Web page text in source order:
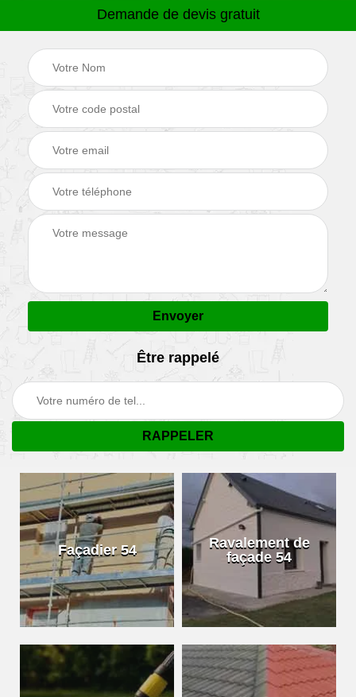
Demande de devis gratuit
Être rappelé
Façadier 54
Ravalement de
façade 54